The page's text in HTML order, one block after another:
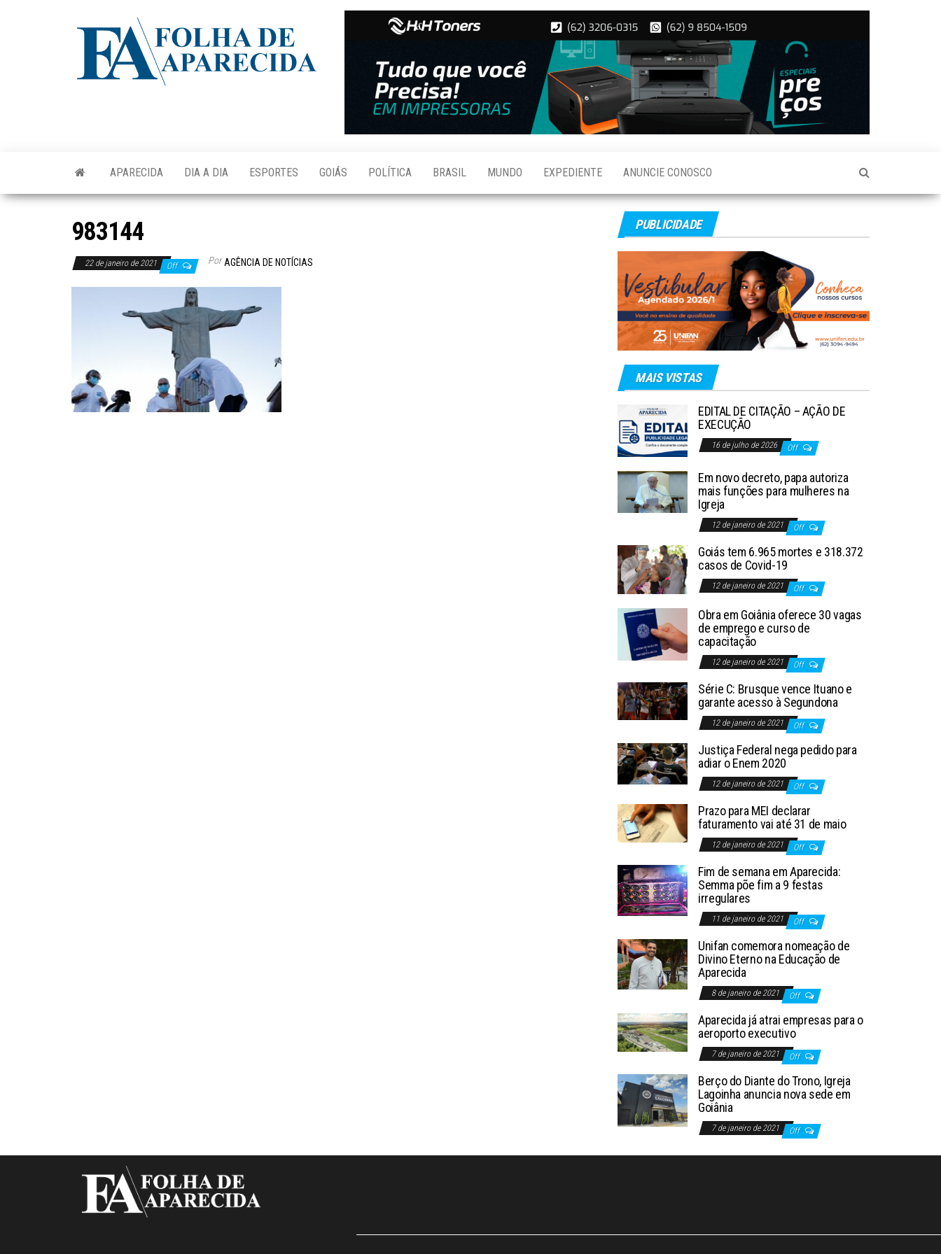
Aparecida
APARECIDA DIA A DIA ESPORTES GOIÁS POLÍTICA BRASIL MUNDO EXPEDIENTE ANUNCIE CONOSCO
983144
22 de janeiro de 2021 Off Por AGÊNCIA DE NOTÍCIAS
PUBLICIDADE
MAIS VISTAS
EDITAL DE CITAÇÃO – AÇÃO DE
EXECUÇÃO
16 de julho de 2026 Off
Em novo decreto, papa autoriza
mais funções para mulheres na
Igreja
12 de janeiro de 2021 Off
Goiás tem 6.965 mortes e 318.372
casos de Covid-19
12 de janeiro de 2021 Off
Obra em Goiânia oferece 30 vagas
de emprego e curso de
capacitação
12 de janeiro de 2021 Off
Série C: Brusque vence Ituano e
garante acesso à Segundona
12 de janeiro de 2021 Off
Justiça Federal nega pedido para
adiar o Enem 2020
12 de janeiro de 2021 Off
Prazo para MEI declarar
faturamento vai até 31 de maio
12 de janeiro de 2021 Off
Fim de semana em Aparecida:
Semma põe fim a 9 festas
irregulares
11 de janeiro de 2021 Off
Unifan comemora nomeação de
Divino Eterno na Educação de
Aparecida
8 de janeiro de 2021 Off
Aparecida já atrai empresas para o
aeroporto executivo
7 de janeiro de 2021 Off
Berço do Diante do Trono, Igreja
Lagoinha anuncia nova sede em
Goiânia
7 de janeiro de 2021 Off